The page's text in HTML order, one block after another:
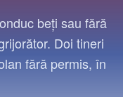
beți sau fără
Doi tineri
fără permis, în